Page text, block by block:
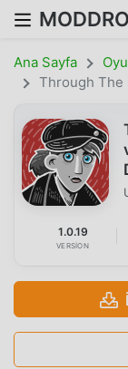
Ana Sayfa
Through The
1.0.19
VERSION